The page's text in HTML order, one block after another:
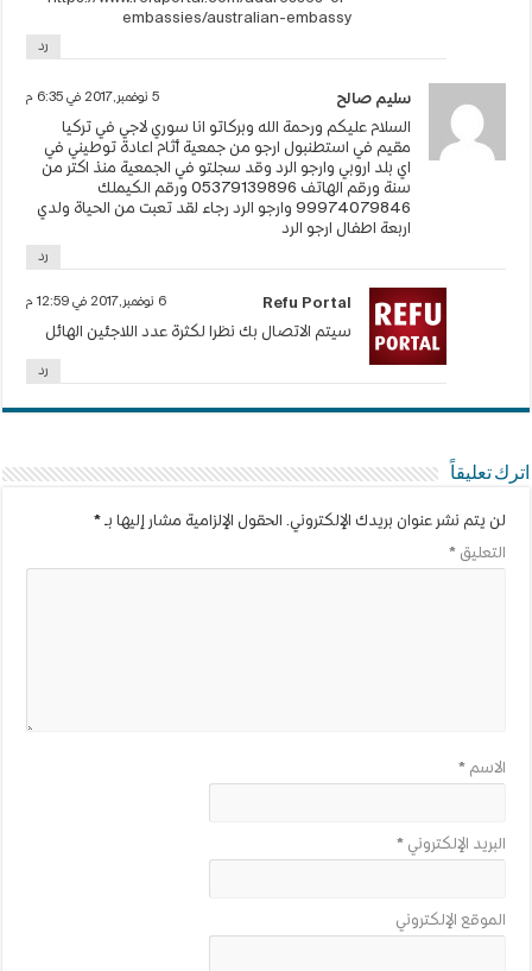
embassies/australian-embassy
رد
سليم صالح 5 نوفمبر,2017 في 6:35 م
السلام عليكم ورحمة الله وبركاتو انا سوري لاجي في تركيا
مقيم في استطنبول ارجو من جمعية أثام اعادة توطيني في
اي بلد اروبي وارجو الرد وقد سجلتو في الجمعية منذ اكتر من
سنة ورقم الهاتف 05379139896 ورقم الكيملك
99974079846 وارجو الرد رجاء لقد تعبت من الحياة ولدي
اربعة اطفال ارجو الرد
رد
Refu Portal 6 نوفمبر,2017 في 12:59 م
سيتم الاتصال بك نظرا لكثرة عدد اللاجئين الهائل
رد
اترك تعليقاً
لن يتم نشر عنوان بريدك الإلكتروني. الحقول الإلزامية مشار إليها بـ *
التعليق *
الاسم *
البريد الإلكتروني *
الموقع الإلكتروني